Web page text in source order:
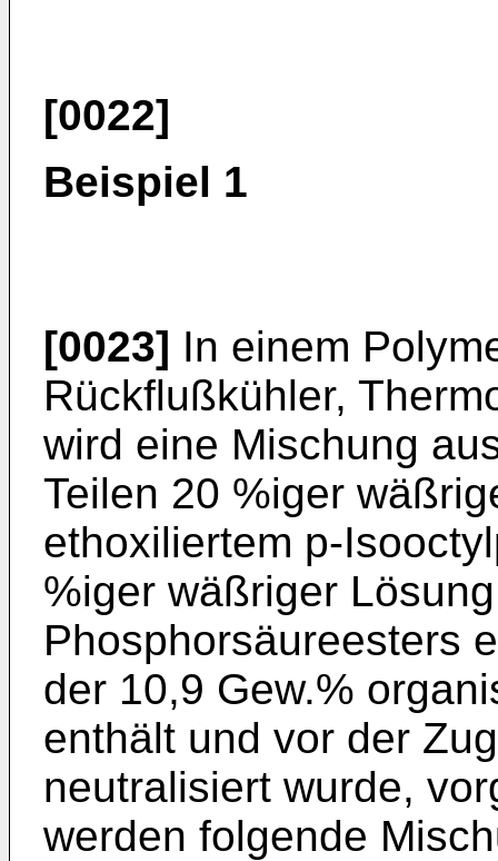
[0022]
Beispiel 1
[0023] In einem
Rückflußkühler,
wird eine Mischung
Teilen 20 %iger
ethoxiliertem p-
%iger wäßriger
Phosphorsäureesters
der 10,9 Gew.%
enthält und vor der
neutralisiert wurde,
werden folgende